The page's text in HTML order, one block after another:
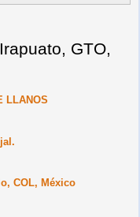
GTO,
LLANOS
COL, México